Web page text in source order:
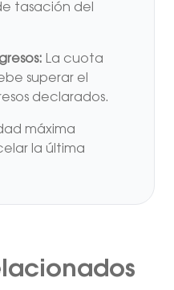
tasación del
La cuota
superar el
declarados.
máxima
la última